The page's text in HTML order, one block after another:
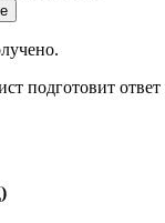
подготовит